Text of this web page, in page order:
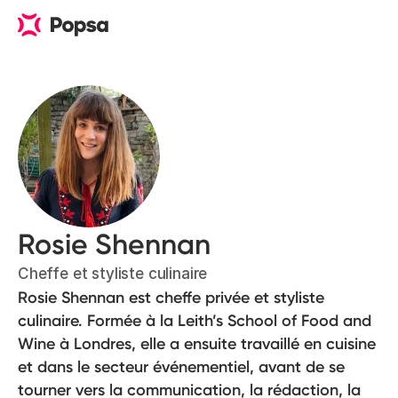
Rosie Shennan
Cheffe et styliste culinaire
Rosie Shennan est cheffe privée et styliste
culinaire. Formée à la Leith’s School of Food and
Wine à Londres, elle a ensuite travaillé en cuisine
et dans le secteur événementiel, avant de se
tourner vers la communication, la rédaction, la